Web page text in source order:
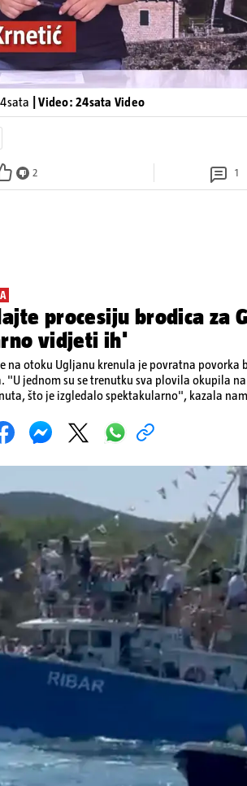
| Video: 24sata Video
2 1
procesiju brodica za
vidjeti ih'
na otoku Ugljanu krenula je povratna
"U jednom su se trenutku sva plovila okupila
što je izgledalo spektakularno", kazala
su brodovima bili svirači, što je dodatno
se neprekidno održava od 1514. godine. U
Pokretanje videa...